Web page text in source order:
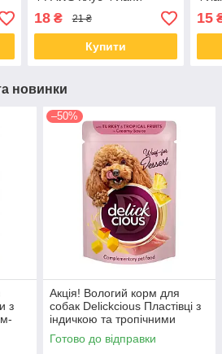
Premium качка в желе 100
гр 24 шт
18₴ 21 ₴
Купити
від
15
новинки
з
–50%
Акція! Вологий корм для
собак Delickcious Пластівці з
індичкою та тропічними
фруктами у вершковому соусі
80 гр 12 шт
Готово до відправки